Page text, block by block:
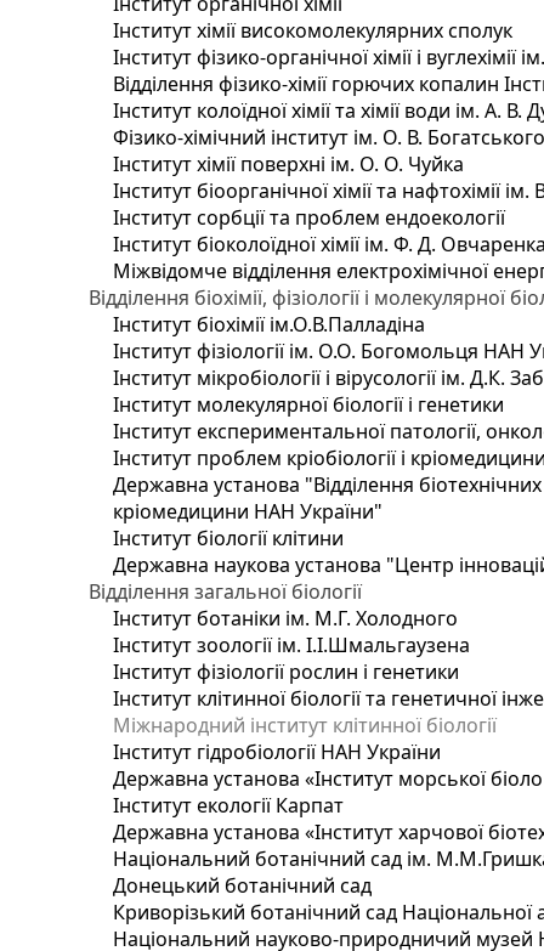
Інститут хімії високомолекулярних сполук
Інститут фізико-органічної хімії і
Відділення фізико-хімії горючих копалин
Інститут колоїдної хімії та хімії води ім. А.
Фізико-хімічний інститут ім. О. В.
Інститут хімії поверхні ім. О. О. Чуйка
Інститут біоорганічної хімії та нафтохімії
Інститут сорбції та проблем ендоекології
Інститут біоколоїдної хімії ім. Ф. Д.
Міжвідомче відділення електрохімічної
Відділення біохімії, фізіології і молекулярної
Інститут біохімії ім.О.В.Палладіна
Інститут фізіології ім. О.О. Богомольця НАН
Інститут мікробіології і вірусології ім. Д.К.
Інститут молекулярної біології і генетики
Інститут експериментальної патології,
Інститут проблем кріобіології і
Державна установа "Відділення
кріомедицини НАН України"
Інститут біології клітини
Державна наукова установа "Центр
Відділення загальної біології
Інститут ботаніки ім. М.Г. Холодного
Інститут зоології ім. І.І.Шмальгаузена
Інститут фізіології рослин і генетики
Інститут клітинної біології та генетичної
Міжнародний інститут клітинної біології
Інститут гідробіології НАН України
Державна установа «Інститут морської
Інститут екології Карпат
Державна установа «Інститут харчової
Національний ботанічний сад ім.
Донецький ботанічний сад
Криворізький ботанічний сад Національної
Національний науково-природничий музей